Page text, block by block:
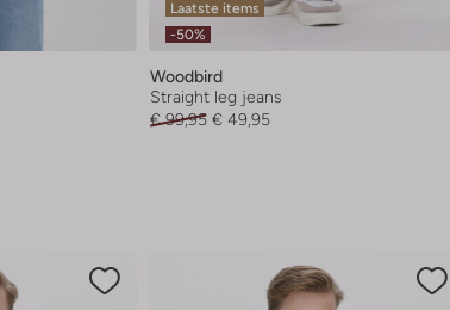
Laatste items
-50%
Woodbird
Straight leg jeans
€ 99,95 € 49,95